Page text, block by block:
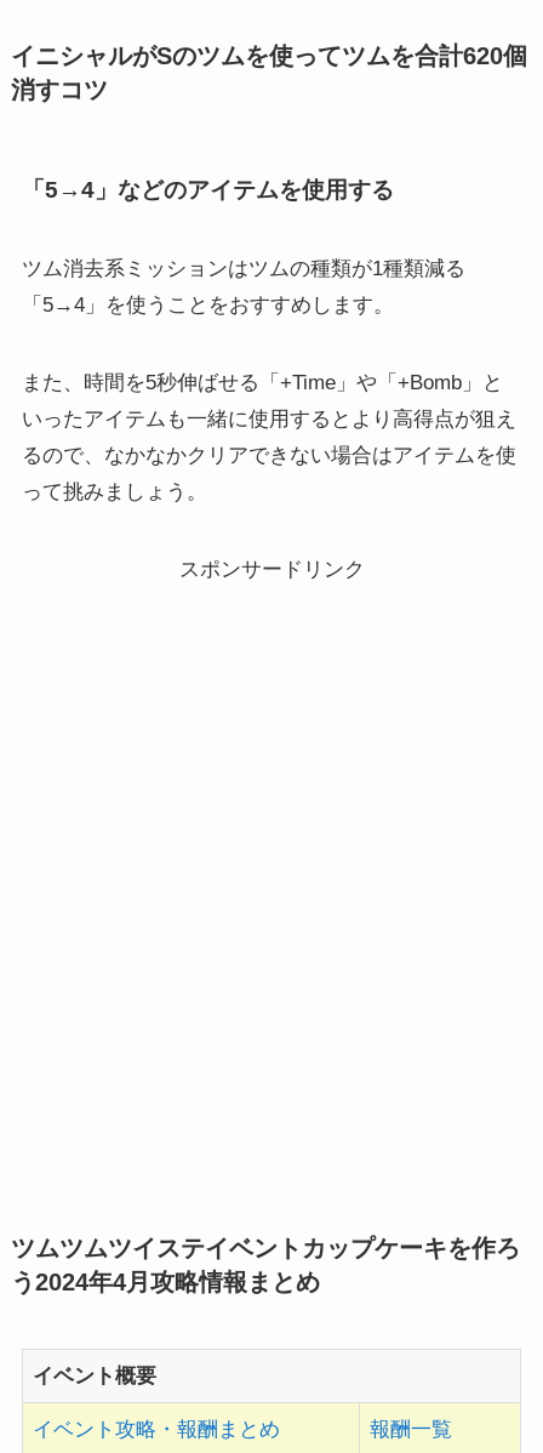
イニシャルがSのツムを使ってツムを合計620個
消すコツ
「5→4」などのアイテムを使用する
ツム消去系ミッションはツムの種類が1種類減る
「5→4」を使うことをおすすめします。
また、時間を5秒伸ばせる「+Time」や「+Bomb」と
いったアイテムも一緒に使用するとより高得点が狙え
るので、なかなかクリアできない場合はアイテムを使
って挑みましょう。
スポンサードリンク
ツムツムツイステイベントカップケーキを作ろ
う2024年4月 攻略情報まとめ
イベント概要
イベント攻略・報酬まとめ 報酬一覧